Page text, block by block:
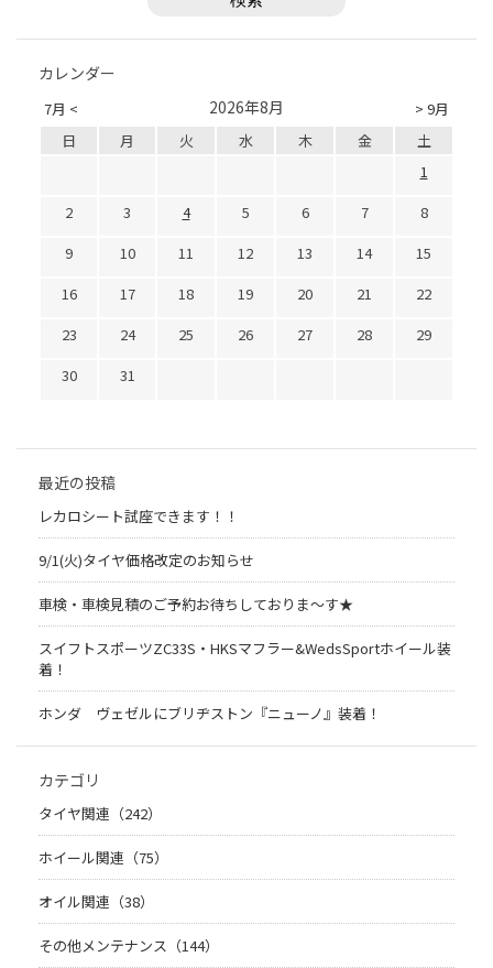
カレンダー
7月 < > 9月
2026年8月
日 月 火 水 木 金
土
1
2
3 4 5 6 7
8
9
10 11 12 13 14
15
16
17 18 19 20 21
22
23
24 25 26 27 28
29
30
31
最近の投稿
レカロシート試座できます！！
9/1(火)タイヤ価格改定のお知らせ
車検・車検見積のご予約お待ちしておりま～す★
スイフトスポーツZC33S・HKSマフラー&WedsSportホイール装
着！
ホンダ ヴェゼルにブリヂストン『ニューノ』装着！
カテゴリ
タイヤ関連（242）
ホイール関連（75）
オイル関連（38）
その他メンテナンス（144）